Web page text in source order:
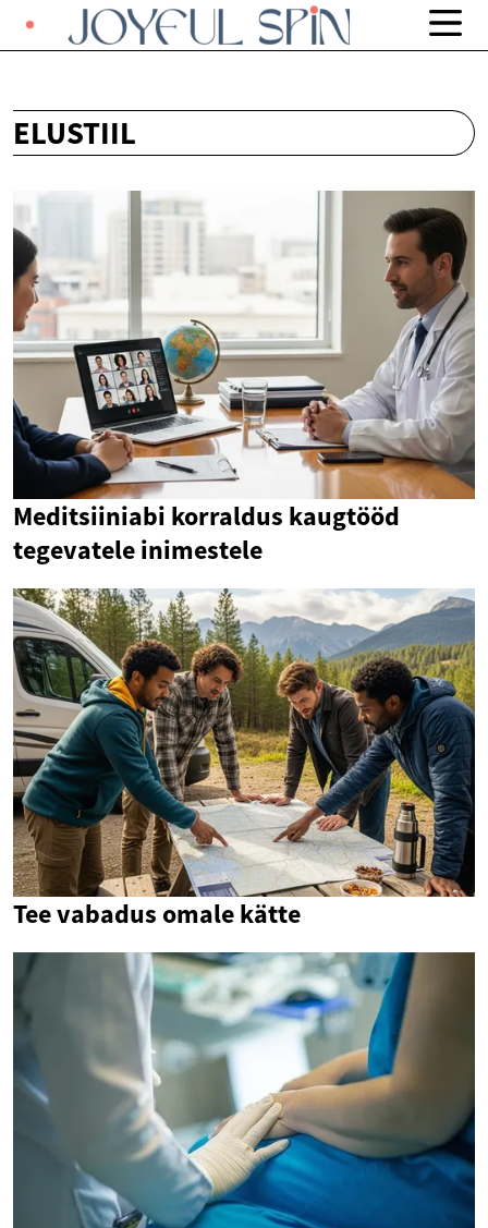
ELUSTIIL
Meditsiiniabi korraldus kaugtööd
tegevatele inimestele
Tee vabadus omale kätte